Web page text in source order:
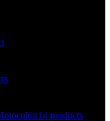
14 products